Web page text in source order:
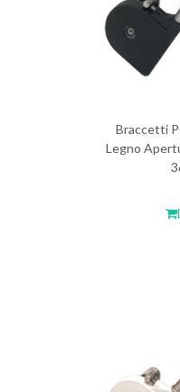
Braccetti
Legno